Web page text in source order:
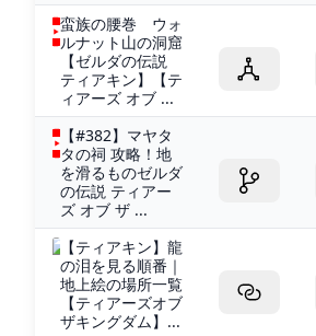
蛮族の腰巻 ウォ
ルナット山の洞窟
【ゼルダの伝説
ティアキン】【テ
ィアーズ オブ ...
【#382】マヤタ
タの祠 攻略！地
を滑るものゼルダ
の伝説 ティアー
ズ オブ ザ ...
【ティアキン】龍
の泪を見る順番｜
地上絵の場所一覧
【ティアーズオブ
ザキングダム】...